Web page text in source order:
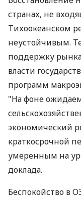
странах, не
Тихоокеанском
неустойчивым.
поддержку
власти
программ
"На фоне
экономический
краткосрочной
умеренным на
доклада.
Беспокойство в